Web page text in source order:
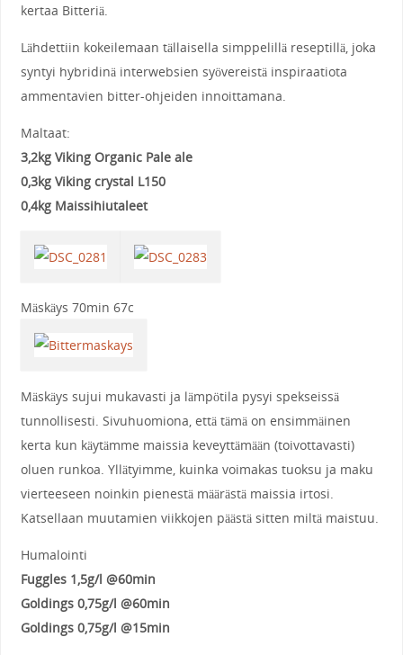
kertaa Bitteriä.
Lähdettiin kokeilemaan tällaisella simppelillä reseptillä, joka
syntyi hybridinä interwebsien syövereistä inspiraatiota
ammentavien bitter-ohjeiden innoittamana.
Maltaat:
3,2kg Viking Organic Pale ale
0,3kg Viking crystal L150
0,4kg Maissihiutaleet
Mäskäys 70min 67c
Mäskäys sujui mukavasti ja lämpötila pysyi spekseissä
tunnollisesti. Sivuhuomiona, että tämä on ensimmäinen
kerta kun käytämme maissia keveyttämään (toivottavasti)
oluen runkoa. Yllätyimme, kuinka voimakas tuoksu ja maku
vierteeseen noinkin pienestä määrästä maissia irtosi.
Katsellaan muutamien viikkojen päästä sitten miltä maistuu.
Humalointi
Fuggles 1,5g/l @60min
Goldings 0,75g/l @60min
Goldings 0,75g/l @15min